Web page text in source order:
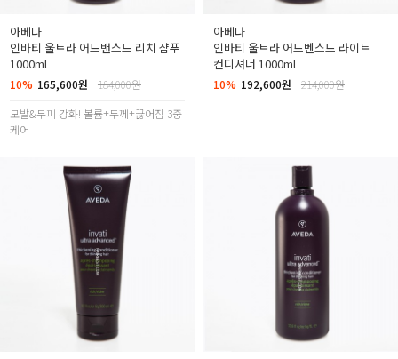
아베다
인바티 울트라 어드밴스드 리치 샴푸
1000ml
10% 165,600원
184,000원
모발&두피 강화! 볼륨+두께+끊어짐 3중
케어
아베다
인바티 울트라 어드벤스드 라이트
컨디셔너 1000ml
10% 192,600원 214,000원